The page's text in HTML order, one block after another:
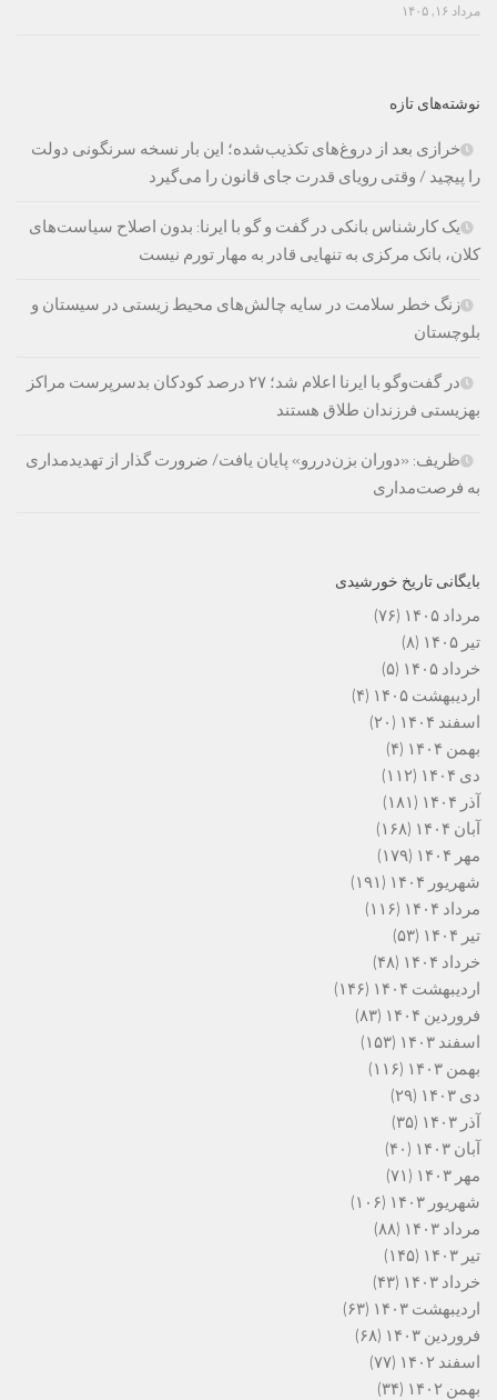
مرداد ۱۶, ۱۴۰۵
نوشته‌های تازه
خرازی بعد از دروغ‌های تکذیب‌شده؛ این بار نسخه سرنگونی دولت
را پیچید / وقتی رویای قدرت جای قانون را می‌گیرد
یک کارشناس بانکی در گفت و گو با ایرنا: بدون اصلاح سیاست‌های
کلان، بانک مرکزی به تنهایی قادر به مهار تورم نیست
زنگ خطر سلامت در سایه چالش‌های محیط زیستی در سیستان و
بلوچستان
در گفت‌وگو با ایرنا اعلام شد؛ ۲۷ درصد کودکان بدسرپرست مراکز
بهزیستی فرزندان طلاق هستند
ظریف: «دوران بزن‌دررو» پایان یافت/ ضرورت گذار از تهدیدمداری
به فرصت‌مداری
بایگانی تاریخ خورشیدی
مرداد ۱۴۰۵
(۷۶)
تیر ۱۴۰۵
(۸)
خرداد ۱۴۰۵
(۵)
اردیبهشت ۱۴۰۵
(۴)
اسفند ۱۴۰۴
(۲۰)
بهمن ۱۴۰۴
(۴)
دی ۱۴۰۴
(۱۱۲)
آذر ۱۴۰۴
(۱۸۱)
آبان ۱۴۰۴
(۱۶۸)
مهر ۱۴۰۴
(۱۷۹)
شهریور ۱۴۰۴
(۱۹۱)
مرداد ۱۴۰۴
(۱۱۶)
تیر ۱۴۰۴
(۵۳)
خرداد ۱۴۰۴
(۴۸)
اردیبهشت ۱۴۰۴
(۱۴۶)
فروردین ۱۴۰۴
(۸۳)
اسفند ۱۴۰۳
(۱۵۳)
بهمن ۱۴۰۳
(۱۱۶)
دی ۱۴۰۳
(۲۹)
آذر ۱۴۰۳
(۳۵)
آبان ۱۴۰۳
(۴۰)
مهر ۱۴۰۳
(۷۱)
شهریور ۱۴۰۳
(۱۰۶)
مرداد ۱۴۰۳
(۸۸)
تیر ۱۴۰۳
(۱۴۵)
خرداد ۱۴۰۳
(۴۳)
اردیبهشت ۱۴۰۳
(۶۳)
فروردین ۱۴۰۳
(۶۸)
اسفند ۱۴۰۲
(۷۷)
بهمن ۱۴۰۲
(۳۴)